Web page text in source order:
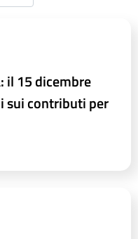
il 15 dicembre
sui contributi per